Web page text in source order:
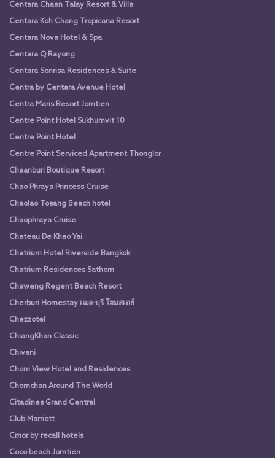
Centara Chaan Talay Resort & Villa
Centara Koh Chang Tropicana Resort
Centara Nova Hotel & Spa
Centara Q Rayong
Centara Sonrisa Residences & Suite
Centra by Centara Avenue Hotel
Centra Maris Resort Jomtien
Centre Point Hotel Sukhumvit 10
Centre Point Hotel
Centre Point Serviced Apartment Thonglor
Chaanburi Boutique Resort
Chao Phraya Princess Cruise
Chaolao Tosang Beach hotel
Chaophraya Cruise
Chateau De Khao Yai
Chatrium Hotel Riverside Bangkok
Chatrium Residences Sathorn
Chaweng Regent Beach Resort
Cherburi Homestay เฌอ-บุรี โฮมสเตย์
Chezzotel
ChiangKhan Classic
Chivani
Chom View Hotel and Residences
Chomchan Around The World
Citadines Grand Central
Club Marriott
Cmor by recall hotels
Coco beach Jomtien